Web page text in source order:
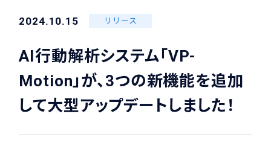
2024.10.15 リリース
AI行動解析システム「VP-
Motion」が、3つの新機能を追加
して大型アップデートしました！